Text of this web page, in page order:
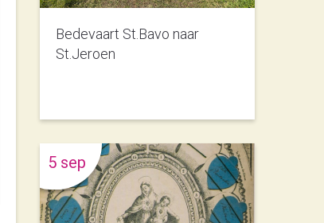
Bedevaart St.Bavo naar
St.Jeroen
5 sep